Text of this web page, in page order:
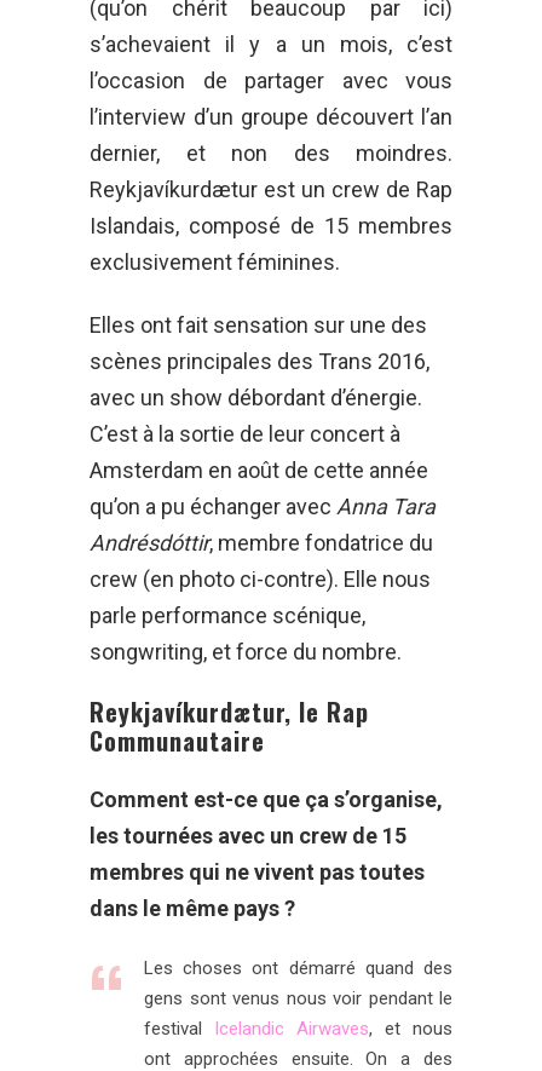
(qu’on chérit beaucoup par ici)
s’achevaient il y a un mois, c’est
l’occasion de partager avec vous
l’interview d’un groupe découvert l’an
dernier, et non des moindres.
Reykjavíkurdætur est un crew de Rap
Islandais, composé de 15 membres
exclusivement féminines.
Elles ont fait sensation sur une des
scènes principales des Trans 2016,
avec un show débordant d’énergie.
C’est à la sortie de leur concert à
Amsterdam en août de cette année
qu’on a pu échanger avec Anna Tara
Andrésdóttir, membre fondatrice du
crew (en photo ci-contre). Elle nous
parle performance scénique,
songwriting, et force du nombre.
Reykjavíkurdætur, le Rap
Communautaire
Comment est-ce que ça s’organise,
les tournées avec un crew de 15
membres qui ne vivent pas toutes
dans le même pays ?
Les choses ont démarré quand des
gens sont venus nous voir pendant le
festival Icelandic Airwaves, et nous
ont approchées ensuite. On a des